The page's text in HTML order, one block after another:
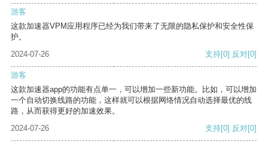
游客
这款加速器VPM应用程序已经为我们带来了无限的隐私保护和安全性保
护。
2024-07-26
支持[0] 反对[0]
游客
这款加速器app的功能有点单一，可以增加一些新功能。比如，可以增加
一个自动切换线路的功能，这样就可以根据网络情况自动选择最优的线
路，从而获得更好的加速效果。
2024-07-26
支持[0] 反对[0]